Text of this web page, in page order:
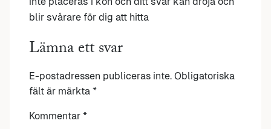
blir svårare för dig att hitta
Lämna ett svar
E-postadressen publiceras inte. Obligatoriska
fält är märkta *
Kommentar *